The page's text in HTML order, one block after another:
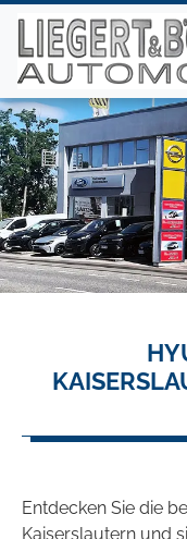
Entdecken Sie die
Kaiserslautern und